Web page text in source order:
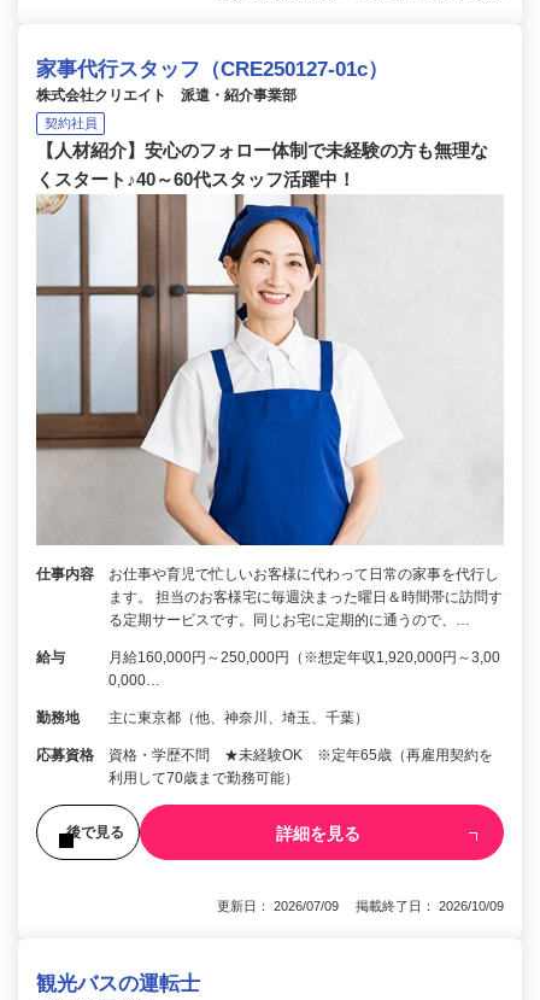
家事代行スタッフ（CRE250127-01c）
株式会社クリエイト 派遣・紹介事業部
契約社員
【人材紹介】安心のフォロー体制で未経験の方も無理な
くスタート♪40～60代スタッフ活躍中！
仕事内容
お仕事や育児で忙しいお客様に代わって日常の家事を代行し
ます。 担当のお客様宅に毎週決まった曜日＆時間帯に訪問す
る定期サービスです。同じお宅に定期的に通うので、…
給与
月給160,000円～250,000円（※想定年収1,920,000円～3,00
0,000…
勤務地 主に東京都（他、神奈川、埼玉、千葉）
応募資格
資格・学歴不問 ★未経験OK ※定年65歳（再雇用契約を
利用して70歳まで勤務可能）
後で見る 詳細を見る
更新日： 2026/07/09 掲載終了日： 2026/10/09
観光バスの運転士